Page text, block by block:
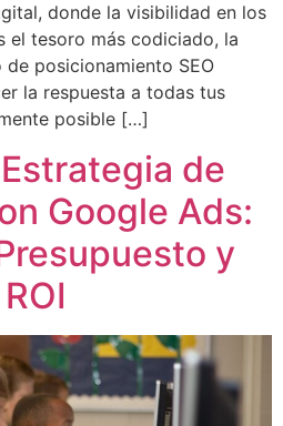
donde la visibilidad en los
el tesoro más codiciado, la
posicionamiento SEO
la respuesta a todas tus
posible […]
de
Google Ads:
y